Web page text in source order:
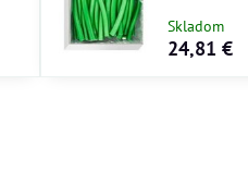
Skladom
24,81 €